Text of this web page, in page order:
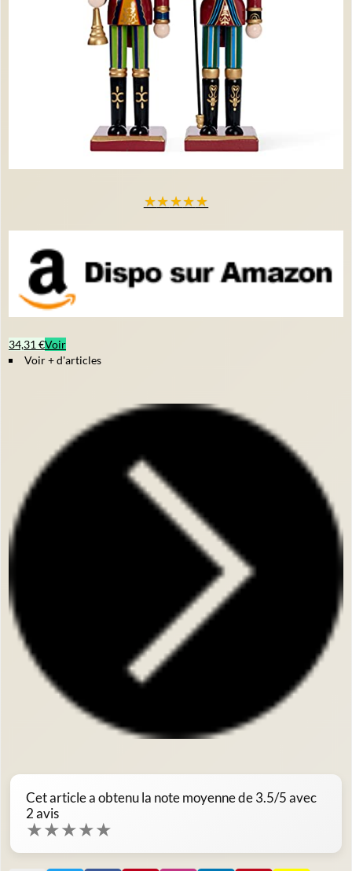
★★★★★
34,31 €Voir
Voir + d'articles
Cet article a obtenu la note moyenne de3.5/5 avec
2avis
★★★★★